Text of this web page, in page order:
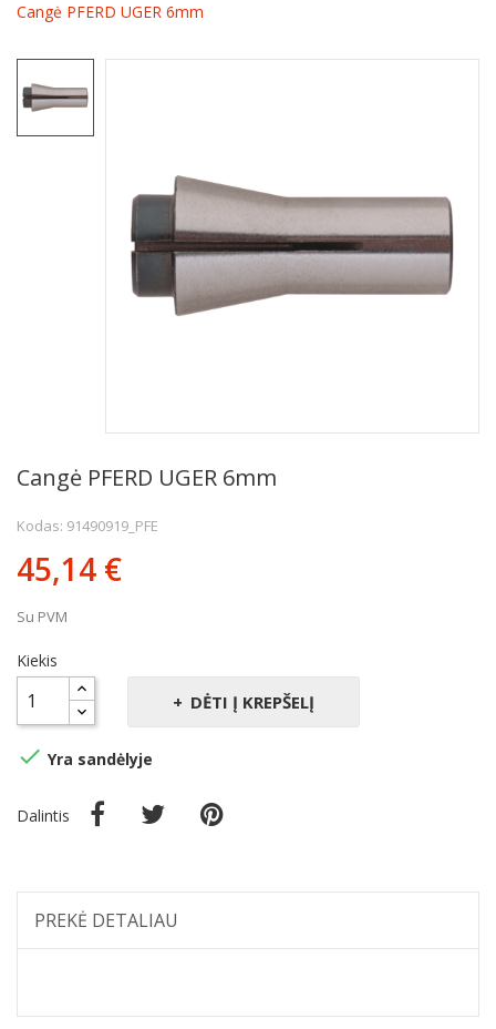
Cangė PFERD UGER 6mm
Cangė PFERD UGER 6mm
Kodas: 91490919_PFE
45,14 €
Su PVM
Kiekis
DĖTI Į KREPŠELĮ
 Yra sandėlyje
Dalintis
PREKĖ DETALIAU